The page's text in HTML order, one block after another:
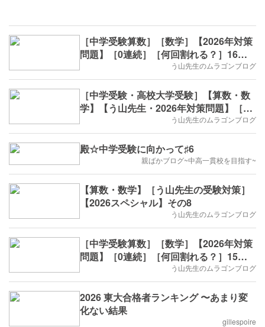
［中学受験算数］［数学］【2026年対策
問題】［0連続］［何回割れる？］16回
う山先生のムラゴンブログ
［中学受験・高校大学受験］【算数・数
学】【う山先生・2026年対策問題】［印
う山先生のムラゴンブログ
殿☆中学受験に向かって♯6
親ばかブログ~中高一貫校を目指す~
【算数・数学】［う山先生の受験対策］
【2026スペシャル】その8
う山先生のムラゴンブログ
［中学受験算数］［数学］【2026年対策
問題】［0連続］［何回割れる？］15回
う山先生のムラゴンブログ
2026 東大合格者ランキング 〜あまり変
化ない結果
gillespoire